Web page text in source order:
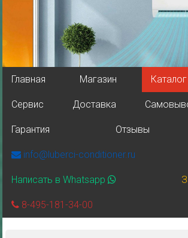
Главная Магазин Каталог
Сервис Доставка
Гарантия Отзывы
info@luberci-conditioner.ru
Написать в Whatsapp
8-495-181-34-00